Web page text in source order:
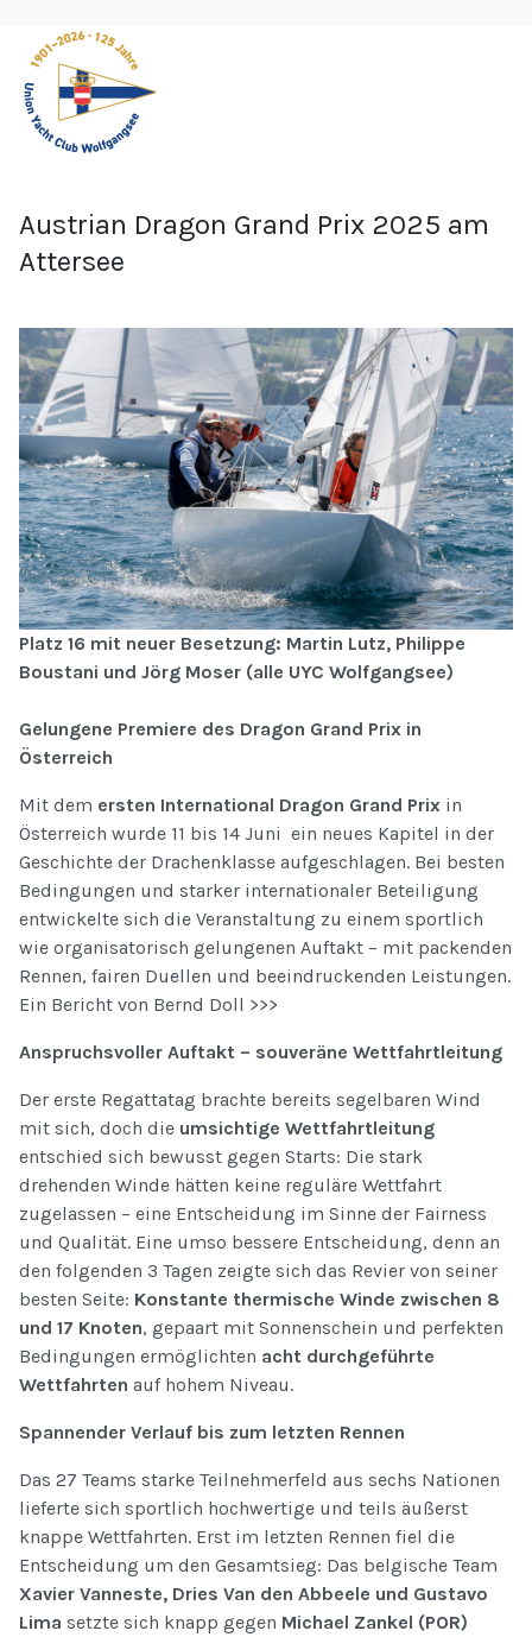
Austrian Dragon Grand Prix 2025 am
Attersee
Platz 16 mit neuer Besetzung: Martin Lutz, Philippe
Boustani und Jörg Moser (alle UYC Wolfgangsee)
Gelungene Premiere des Dragon Grand Prix in
Österreich
Mit dem ersten International Dragon Grand Prix in
Österreich wurde 11 bis 14 Juni ein neues Kapitel in der
Geschichte der Drachenklasse aufgeschlagen. Bei besten
Bedingungen und starker internationaler Beteiligung
entwickelte sich die Veranstaltung zu einem sportlich
wie organisatorisch gelungenen Auftakt – mit packenden
Rennen, fairen Duellen und beeindruckenden Leistungen.
Ein Bericht von Bernd Doll >>>
Anspruchsvoller Auftakt – souveräne Wettfahrtleitung
Der erste Regattatag brachte bereits segelbaren Wind
mit sich, doch die umsichtige Wettfahrtleitung
entschied sich bewusst gegen Starts: Die stark
drehenden Winde hätten keine reguläre Wettfahrt
zugelassen – eine Entscheidung im Sinne der Fairness
und Qualität. Eine umso bessere Entscheidung, denn an
den folgenden 3 Tagen zeigte sich das Revier von seiner
besten Seite: Konstante thermische Winde zwischen 8
und 17 Knoten, gepaart mit Sonnenschein und perfekten
Bedingungen ermöglichten acht durchgeführte
Wettfahrten auf hohem Niveau.
Spannender Verlauf bis zum letzten Rennen
Das 27 Teams starke Teilnehmerfeld aus sechs Nationen
lieferte sich sportlich hochwertige und teils äußerst
knappe Wettfahrten. Erst im letzten Rennen fiel die
Entscheidung um den Gesamtsieg: Das belgische Team
Xavier Vanneste, Dries Van den Abbeele und Gustavo
Lima setzte sich knapp gegen Michael Zankel (POR)